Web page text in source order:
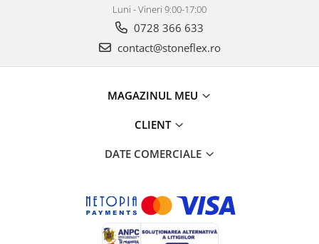
Luni - Vineri 9:00-17:00
0728 366 633
contact@stoneflex.ro
MAGAZINUL MEU
CLIENT
DATE COMERCIALE